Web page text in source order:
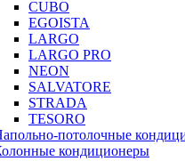
CUBO
EGOISTA
LARGO
LARGO PRO
NEON
SALVATORE
STRADA
TESORO
потолочные
кондиционеры